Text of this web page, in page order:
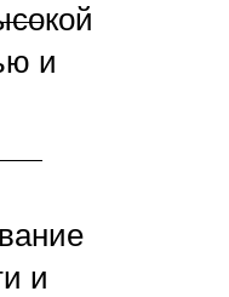
и
при
и